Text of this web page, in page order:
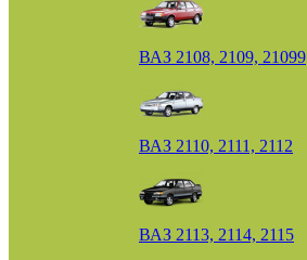
ВАЗ 2108, 2109, 21099
ВАЗ 2110, 2111, 2112
ВАЗ 2113, 2114, 2115